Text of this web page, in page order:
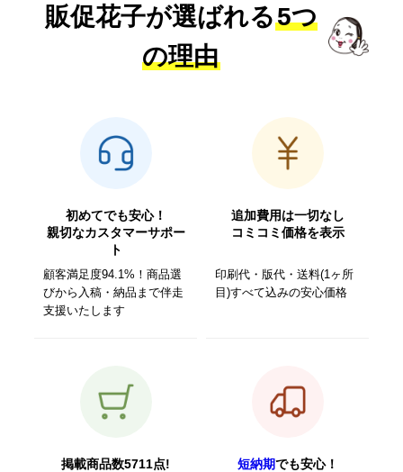
販促花子が選ばれる5つ
の理由
初めてでも安心！
親切なカスタマーサポー
ト
顧客満足度94.1%！商品選
びから入稿・納品まで伴走
支援いたします
追加費用は一切なし
コミコミ価格を表示
印刷代・版代・送料(1ヶ所
目)すべて込みの安心価格
掲載商品数5711点!
短納期でも安心！